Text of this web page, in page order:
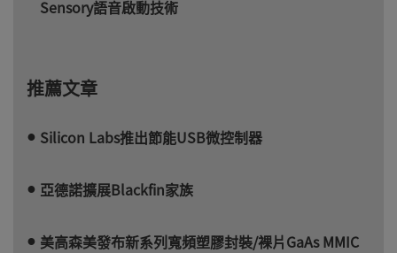
Sensory語音啟動技術
推薦文章
Silicon Labs推出節能USB微控制器
亞德諾擴展Blackfin家族
美高森美發布新系列寬頻塑膠封裝/裸片GaAs MMIC